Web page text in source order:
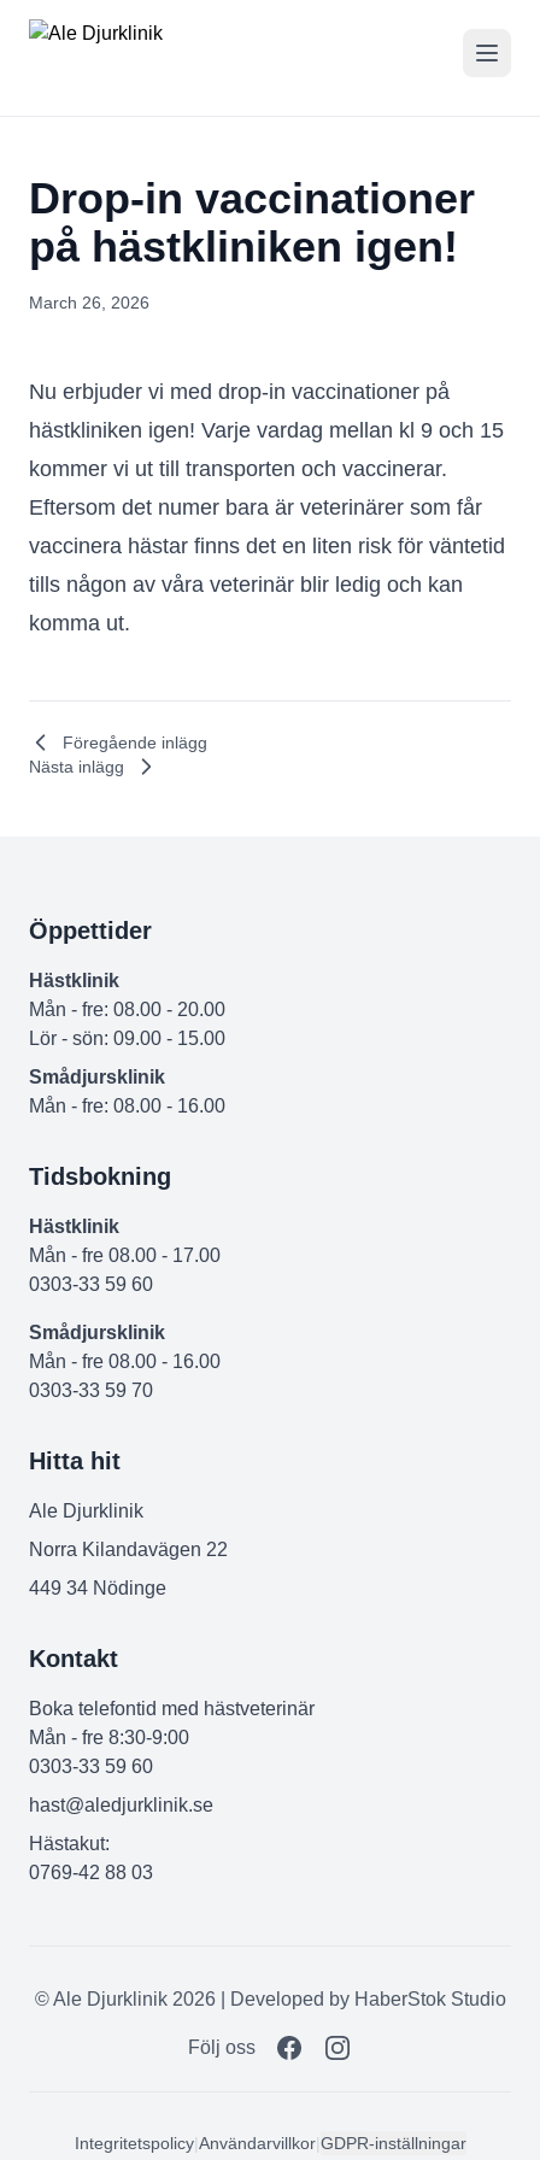
Drop-in vaccinationer
på hästkliniken igen!
March 26, 2026
Nu erbjuder vi med drop-in vaccinationer på
hästkliniken igen! Varje vardag mellan kl 9 och 15
kommer vi ut till transporten och vaccinerar.
Eftersom det numer bara är veterinärer som får
vaccinera hästar finns det en liten risk för väntetid
tills någon av våra veterinär blir ledig och kan
komma ut.
Föregående inlägg
Nästa inlägg
Öppettider
Hästklinik
Mån - fre: 08.00 - 20.00
Lör - sön: 09.00 - 15.00
Smådjursklinik
Mån - fre: 08.00 - 16.00
Tidsbokning
Hästklinik
Mån - fre 08.00 - 17.00
0303-33 59 60
Smådjursklinik
Mån - fre 08.00 - 16.00
0303-33 59 70
Hitta hit
Ale Djurklinik
Norra Kilandavägen 22
449 34 Nödinge
Kontakt
Boka telefontid med hästveterinär
Mån - fre 8:30-9:00
0303-33 59 60
hast@aledjurklinik.se
Hästakut:
0769-42 88 03
© Ale Djurklinik 2026 | Developed by HaberStok Studio
Följ oss
Integritetspolicy|Användarvillkor|GDPR-inställningar